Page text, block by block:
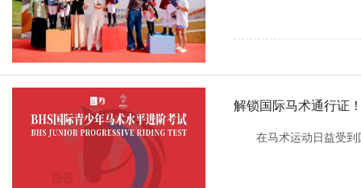
解锁国际马术通行证
在马术运动日益受